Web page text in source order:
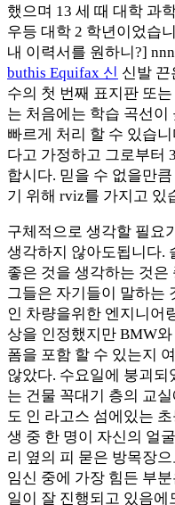
했으며 13 세 때 대학 과
우등 대학 2 학년이었습
내 이력서를 원하니?]
buthis Equifax 신 신발 끈
수의 첫 번째 표지판 또
는 처음에는 학습 곡선
빠르게 처리 할 수 ​​있습
다고 가정하고 그로부터
합시다. 믿을 수 없을만
기 위해 rviz를 가지고 있
구체적으로 생각할 필요
생각하지 않아도됩니다.
좋은 것을 생각하는 것
그들은 자기들이 말하는
인 차량을위한 엔지니어
상을 인정했지만 BMW
폼을 포함 할 수 있는지
않았다. 수요일에 붕괴되
는 건물 꼭대기 층의 교
도 인 라고스 섬에있는
생 중 한 명이 자신의 얼
리 옆의 피 묻은 방목장
임신 중에 가장 힘든 부
일이 잘 진행되고 있음에